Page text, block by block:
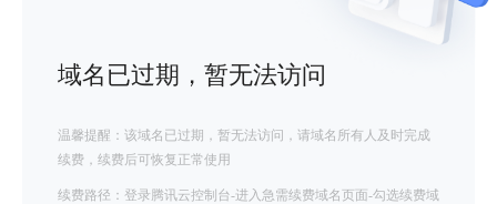
域名已过期，暂无法访问
温馨提醒：该域名已过期，暂无法访问，请域名所有人及时完成
续费，续费后可恢复正常使用
续费路径：登录腾讯云控制台-进入急需续费域名页面-勾选续费域